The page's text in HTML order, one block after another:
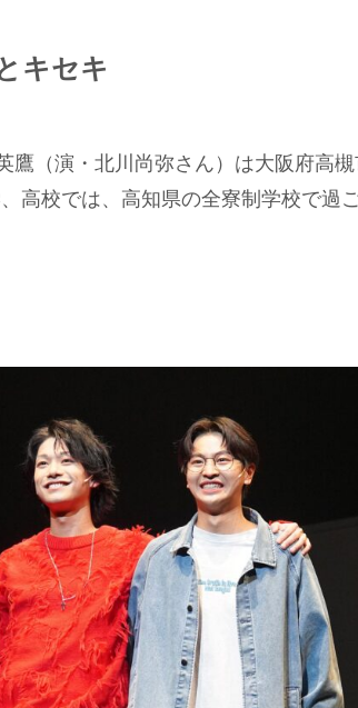
キセキ
鷹（演・北川尚弥さん）は大阪府高
高校では、高知県の全寮制学校で過